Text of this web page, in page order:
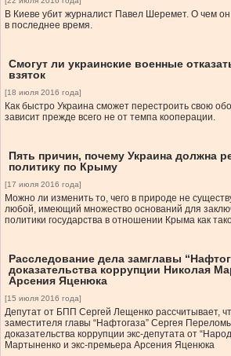
В Киеве убит журналист Павел Шеремет. О чем он
в последнее время.
Смогут ли украинские военные
взяток
[18 июля 2016 года]
Как быстро Украина сможет перестроить свою
зависит прежде всего не от темпа кооперации.
Пять причин, почему Украина должна
политику по Крыму
[17 июля 2016 года]
Можно ли изменить то, чего в природе не
любой, имеющий множество оснований для
политики государства в отношении Крыма как
Расследование дела замглавы
доказательства коррупции Николая
Арсения Яценюка
[15 июля 2016 года]
Депутат от БПП Сергей Лещенко рассчитывает,
заместителя главы “Нафтогаза” Сергея
доказательства коррупции экс-депутата от
Мартыненко и экс-премьера Арсения Яценюка